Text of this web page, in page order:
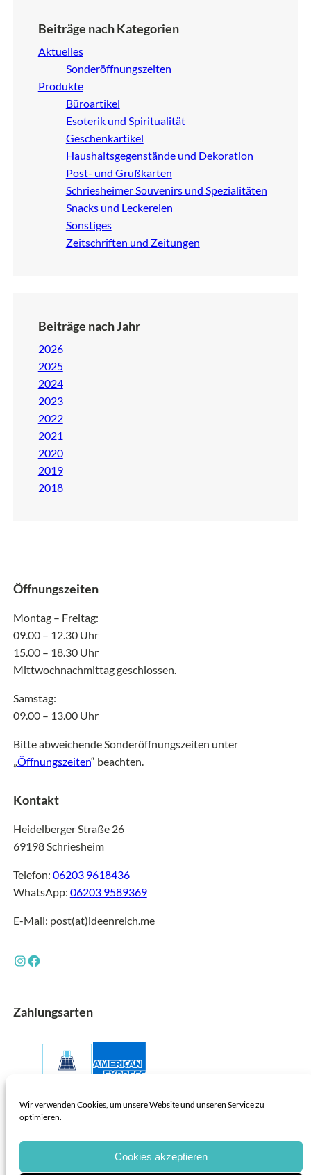
Wir verwenden Cookies, um unsere Website und unseren Service zu
optimieren.
Cookies akzeptieren
Beiträge nach Kategorien
Aktuelles
Sonderöffnungszeiten
Produkte
Büroartikel
Esoterik und Spiritualität
Geschenkartikel
Haushaltsgegenstände und Dekoration
Post- und Grußkarten
Schriesheimer Souvenirs und Spezialitäten
Snacks und Leckereien
Sonstiges
Zeitschriften und Zeitungen
Beiträge nach Jahr
2026
2025
2024
2023
2022
2021
2020
2019
2018
Öffnungszeiten
Montag – Freitag:
09.00 – 12.30 Uhr
15.00 – 18.30 Uhr
Mittwochnachmittag geschlossen.
Samstag:
09.00 – 13.00 Uhr
Bitte abweichende Sonderöffnungszeiten unter
„Öffnungszeiten“ beachten.
Kontakt
Heidelberger Straße 26
69198 Schriesheim
Telefon: 06203 9618436
WhatsApp: 06203 9589369
E-Mail: post(at)ideenreich.me
InstagramFacebook
Zahlungsarten